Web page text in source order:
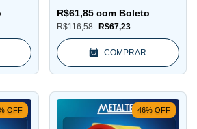
R$116,58 R$67,23
R$61,85 com Boleto
COMPRAR
OFF 46% OFF